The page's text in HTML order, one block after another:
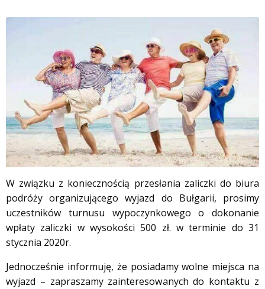
W związku z koniecznością przesłania zaliczki do biura
podróży organizującego wyjazd do Bułgarii, prosimy
uczestników turnusu wypoczynkowego o dokonanie
wpłaty zaliczki w wysokości 500 zł. w terminie do 31
stycznia 2020r.
Jednocześnie informuję, że posiadamy wolne miejsca na
wyjazd – zapraszamy zainteresowanych do kontaktu z